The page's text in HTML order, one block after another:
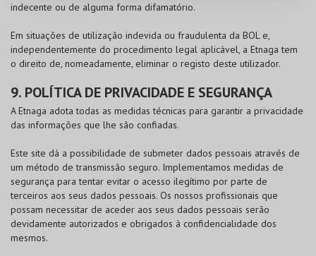
indecente ou de alguma forma difamatório.
Em situações de utilização indevida ou fraudulenta da BOLe,
independentemente do procedimento legal aplicável, a Etnaga tem
o direito de, nomeadamente, eliminar o registo deste utilizador.
9. POLÍTICA DE PRIVACIDADE E SEGURANÇA
A Etnaga adota todas as medidas técnicas para garantir a privacidade
das informações que lhe são confiadas.
Este site dá a possibilidade de submeter dados pessoais através de
um método de transmissão seguro. Implementamos medidas de
segurança para tentar evitar o acesso ilegítimo por parte de
terceiros aos seus dados pessoais. Os nossos profissionais que
possam necessitar de aceder aos seus dados pessoais serão
devidamente autorizados e obrigados à confidencialidade dos
mesmos.